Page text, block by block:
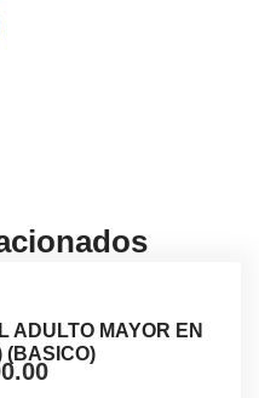
ADULTO MAYOR EN
(BASICO)